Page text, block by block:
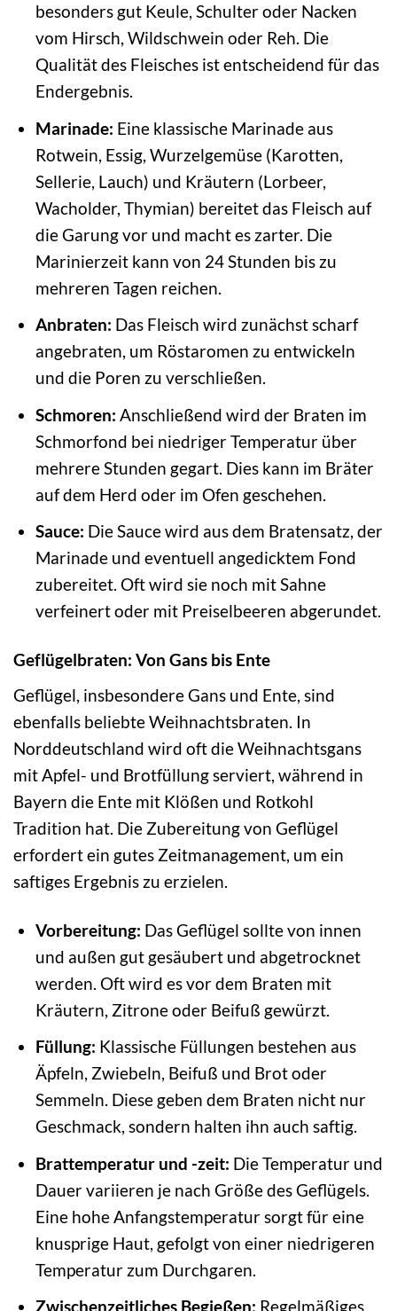
besonders gut Keule, Schulter oder Nacken
vom Hirsch, Wildschwein oder Reh. Die
Qualität des Fleisches ist entscheidend für das
Endergebnis.
Marinade: Eine klassische Marinade aus
Rotwein, Essig, Wurzelgemüse (Karotten,
Sellerie, Lauch) und Kräutern (Lorbeer,
Wacholder, Thymian) bereitet das Fleisch auf
die Garung vor und macht es zarter. Die
Marinierzeit kann von 24 Stunden bis zu
mehreren Tagen reichen.
Anbraten: Das Fleisch wird zunächst scharf
angebraten, um Röstaromen zu entwickeln
und die Poren zu verschließen.
Schmoren: Anschließend wird der Braten im
Schmorfond bei niedriger Temperatur über
mehrere Stunden gegart. Dies kann im Bräter
auf dem Herd oder im Ofen geschehen.
Sauce: Die Sauce wird aus dem Bratensatz, der
Marinade und eventuell angedicktem Fond
zubereitet. Oft wird sie noch mit Sahne
verfeinert oder mit Preiselbeeren abgerundet.
Geflügelbraten: Von Gans bis Ente
Geflügel, insbesondere Gans und Ente, sind
ebenfalls beliebte Weihnachtsbraten. In
Norddeutschland wird oft die Weihnachtsgans
mit Apfel- und Brotfüllung serviert, während in
Bayern die Ente mit Klößen und Rotkohl
Tradition hat. Die Zubereitung von Geflügel
erfordert ein gutes Zeitmanagement, um ein
saftiges Ergebnis zu erzielen.
Vorbereitung: Das Geflügel sollte von innen
und außen gut gesäubert und abgetrocknet
werden. Oft wird es vor dem Braten mit
Kräutern, Zitrone oder Beifuß gewürzt.
Füllung: Klassische Füllungen bestehen aus
Äpfeln, Zwiebeln, Beifuß und Brot oder
Semmeln. Diese geben dem Braten nicht nur
Geschmack, sondern halten ihn auch saftig.
Brattemperatur und -zeit: Die Temperatur und
Dauer variieren je nach Größe des Geflügels.
Eine hohe Anfangstemperatur sorgt für eine
knusprige Haut, gefolgt von einer niedrigeren
Temperatur zum Durchgaren.
Zwischenzeitliches Begießen: Regelmäßiges